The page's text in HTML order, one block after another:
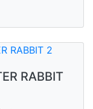
RABBIT